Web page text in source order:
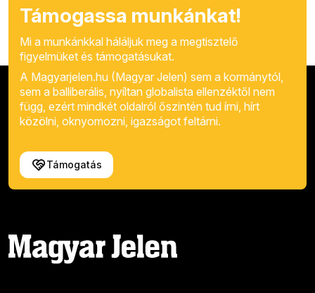
Támogassa munkánkat!
Mi a munkánkkal háláljuk meg a megtisztelő
figyelmüket és támogatásukat.
A Magyarjelen.hu (Magyar Jelen) sem a kormánytól,
sem a balliberális, nyíltan globalista ellenzéktől nem
függ, ezért mindkét oldalról őszintén tud írni, hírt
közölni, oknyomozni, igazságot feltárni.
Támogatás